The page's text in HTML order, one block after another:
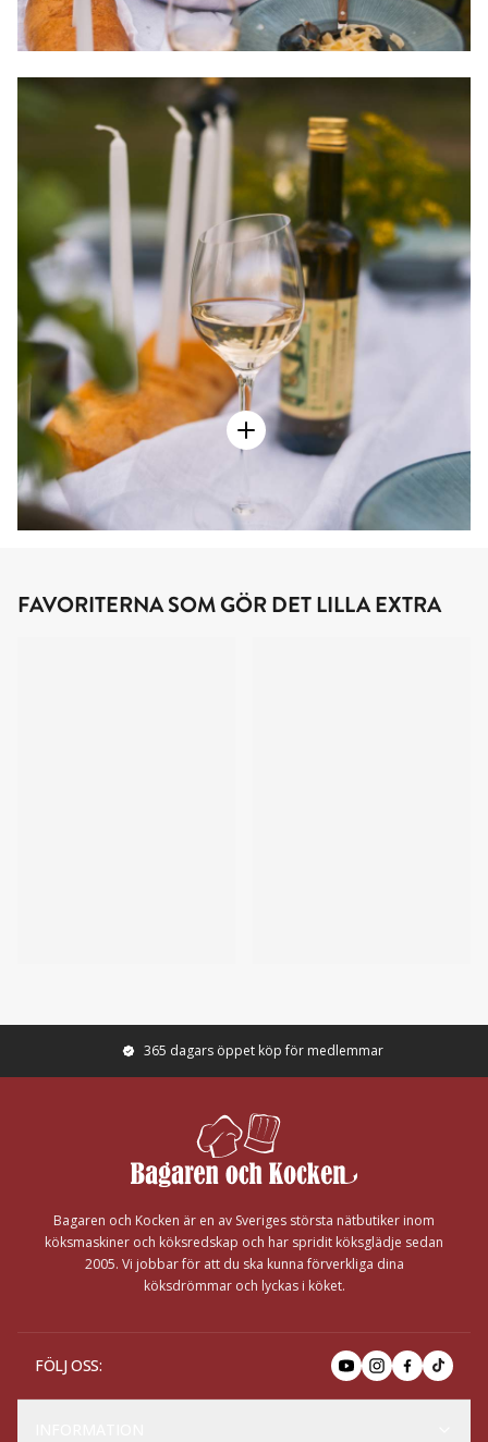
FAVORITERNA SOM GÖR DET LILLA EXTRA
365 dagars öppet köp för medlemmar
Bagaren och Kocken är en av Sveriges största nätbutiker inom
köksmaskiner och köksredskap och har spridit köksglädje sedan
2005. Vi jobbar för att du ska kunna förverkliga dina
köksdrömmar och lyckas i köket.
FÖLJ OSS: